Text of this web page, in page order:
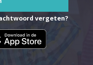
vergeten?